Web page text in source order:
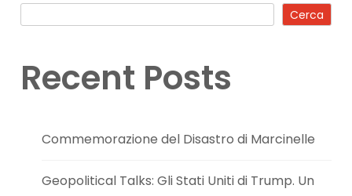
Cerca
Recent Posts
Commemorazione del Disastro di Marcinelle
Geopolitical Talks: Gli Stati Uniti di Trump. Un